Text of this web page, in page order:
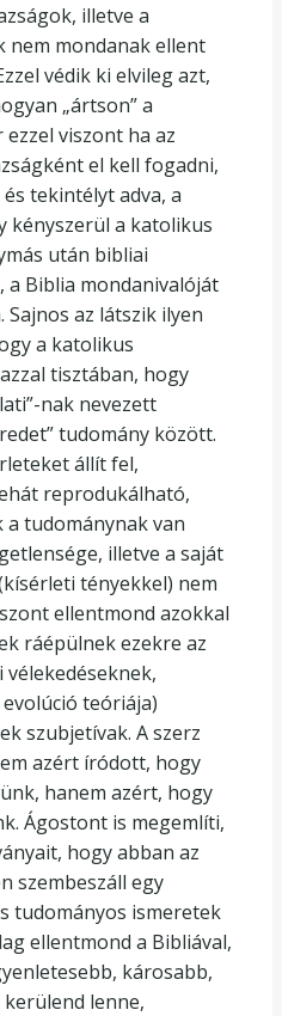
illetve a
nem mondanak ellent
védik ki elvileg azt,
„ártson” a
viszont ha az
el kell fogadni,
tekintélyt adva, a
kényszerül a katolikus
után bibliai
a Biblia mondanivalóját
az látszik ilyen
a katolikus
tisztában, hogy
nak nevezett
tudomány között.
állít fel,
reprodukálható,
a tudománynak van
illetve a saját
tényekkel) nem
ellentmond azokkal
ráépülnek ezekre az
teóriája)
szubjetívak. A szerz
azért íródott, hogy
hanem azért, hogy
Ágostont is megemlíti,
hogy abban az
szembeszáll egy
tudományos ismeretek
ellentmond a Bibliával,
károsabb,
lenne,